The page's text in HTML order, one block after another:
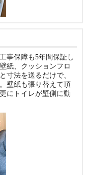
事保障も5年間保証し
紙、クッションフロ
寸法を送るだけで、
壁紙も張り替えて頂
にトイレが壁側に動